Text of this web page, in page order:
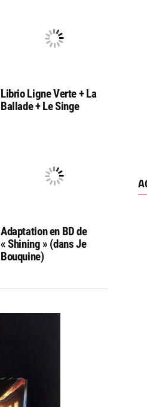
Librio Ligne Verte + La
Ballade + Le Singe
Adaptation en BD de
« Shining » (dans Je
Bouquine)